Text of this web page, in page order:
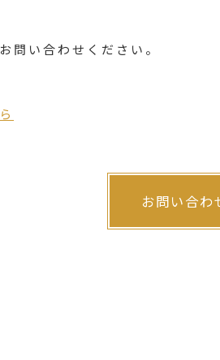
問い合わせください。
お問い合わ